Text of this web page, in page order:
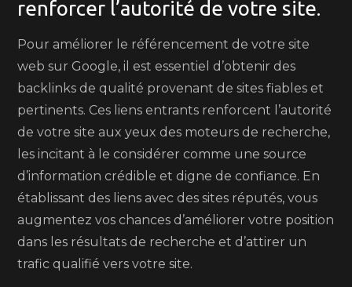
renforcer l’autorité de votre site.
Pour améliorer le référencement de votre site
web sur Google, il est essentiel d’obtenir des
backlinks de qualité provenant de sites fiables et
pertinents. Ces liens entrants renforcent l’autorité
de votre site aux yeux des moteurs de recherche,
les incitant à le considérer comme une source
d’information crédible et digne de confiance. En
établissant des liens avec des sites réputés, vous
augmentez vos chances d’améliorer votre position
dans les résultats de recherche et d’attirer un
trafic qualifié vers votre site.